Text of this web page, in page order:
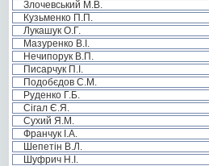
Злочевський М.В.
Кузьменко П.П.
Лукашук О.Г.
Мазуренко В.І.
Нечипорук В.П.
Писарчук П.І.
Подобєдов С.М.
Руденко Г.Б.
Сігал Є.Я.
Сухий Я.М.
Франчук І.А.
Шепетін В.Л.
Шуфрич Н.І.